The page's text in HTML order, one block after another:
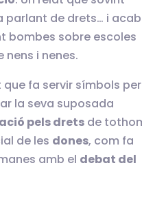
parlant de drets… i
bombes sobre escoles
nens i nenes.
que fa servir símbols per
la seva suposada
pels drets de
de les dones, com fa
amb el debat del